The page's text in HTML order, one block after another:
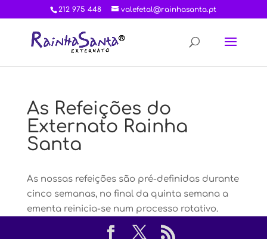
212 975 448 valefetal@rainhasanta.pt
As Refeições do
Externato Rainha
Santa
As nossas refeições são pré-definidas durante
cinco semanas, no final da quinta semana a
ementa reinicia-se num processo rotativo.